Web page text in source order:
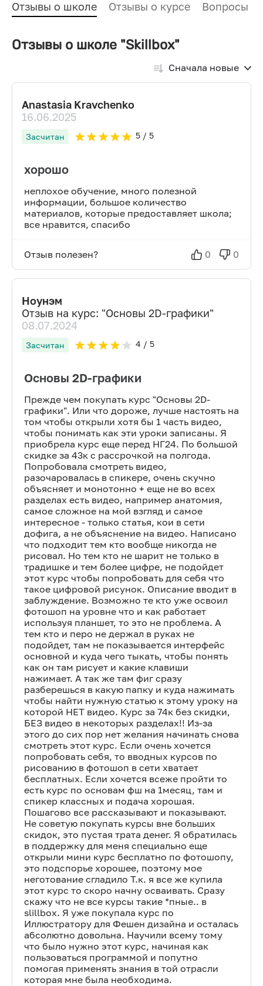
Отзывы о школе Отзывы о курсе Вопросы и
Отзывы о школе "Skillbox"
Сначала новые
Anastasia Kravchenko
16.06.2025
Засчитан 5/ 5
хорошо
неплохое обучение, много полезной
информации, большое количество
материалов, которые предоставляет школа;
все нравится, спасибо
Отзыв полезен? 0 0
Ноунэм
Отзыв на курс: "Основы 2D-графики"
08.07.2024
Засчитан 4 / 5
Основы 2D-графики
Прежде чем покупать курс "Основы 2D-
графики". Или что дороже, лучше настоять на
том чтобы открыли хотя бы 1 часть видео,
чтобы понимать как эти уроки записаны. Я
приобрела курс еще перед НГ24. По большой
скидке за 43к с рассрочкой на полгода.
Попробовала смотреть видео,
разочаровалась в спикере, очень скучно
объясняет и монотонно + еще не во всех
разделах есть видео, например анатомия,
самое сложное на мой взгляд и самое
интересное - только статья, кои в сети
дофига, а не объяснение на видео. Написано
что подходит тем кто вообще никогда не
рисовал. Но тем кто не шарит не только в
традишке и тем более цифре, не подойдет
этот курс чтобы попробовать для себя что
такое цифровой рисунок. Описание вводит в
заблуждение. Возможно те кто уже освоил
фотошоп на уровне что и как работает
используя планшет, то это не проблема. А
тем кто и перо не держал в руках не
подойдет, там не показывается интерфейс
основной и куда чего тыкать, чтобы понять
как он там рисует и какие клавиши
нажимает. А так же там фиг сразу
разберешься в какую папку и куда нажимать
чтобы найти нужную статью к этому уроку на
которой НЕТ видео. Курс за 74к без скидки,
БЕЗ видео в некоторых разделах!! Из-за
этого до сих пор нет желания начинать снова
смотреть этот курс. Если очень хочется
попробовать себя, то вводных курсов по
рисованию в фотошоп в сети хватает
бесплатных. Если хочется всеже пройти то
есть курс по основам фш на 1месяц, там и
спикер классных и подача хорошая.
Пошагово все рассказывают и показывают.
Не советую покупать курсы вне больших
скидок, это пустая трата денег. Я обратилась
в поддержку для меня специально еще
открыли мини курс бесплатно по фотошопу,
это подспорье хорошее, поэтому мое
неготование сгладило Т.к. я все же купила
этот курс то скоро начну осваивать. Сразу
скажу что не все курсы такие *пные.. в
slillbox. Я уже покупала курс по
Иллюстратору для Фешен дизайна и осталась
абсолютно довольна. Научили всему тому
что было нужно этот курс, начиная как
пользоваться программой и попутно
помогая применять знания в той отрасли
которая мне была необходима.